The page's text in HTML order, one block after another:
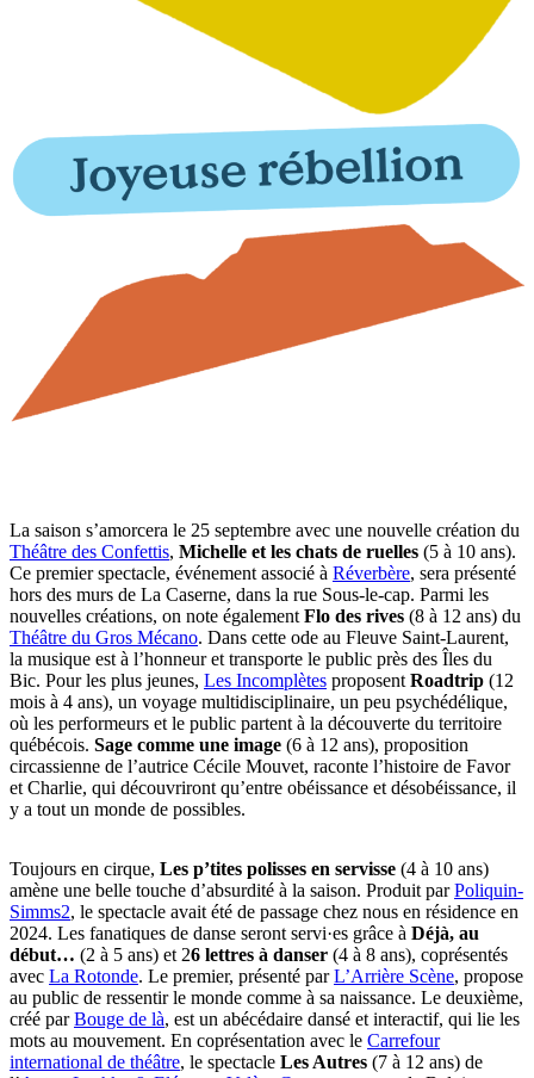
La saison s’amorcera le 25 septembre avec une nouvelle création du
Théâtre des Confettis, Michelle et les chats de ruelles (5 à 10 ans).
Ce premier spectacle, événement associé à Réverbère, sera présenté
hors des murs de La Caserne, dans la rue Sous-le-cap. Parmi les
nouvelles créations, on note également Flo des rives (8 à 12 ans) du
Théâtre du Gros Mécano. Dans cette ode au Fleuve Saint-Laurent,
la musique est à l’honneur et transporte le public près des Îles du
Bic. Pour les plus jeunes, Les Incomplètes proposent Roadtrip (12
mois à 4 ans), un voyage multidisciplinaire, un peu psychédélique,
où les performeurs et le public partent à la découverte du territoire
québécois. Sage comme une image (6 à 12 ans), proposition
circassienne de l’autrice Cécile Mouvet, raconte l’histoire de Favor
et Charlie, qui découvriront qu’entre obéissance et désobéissance, il
y a tout un monde de possibles.
Toujours en cirque, Les p’tites polisses en servisse (4 à 10 ans)
amène une belle touche d’absurdité à la saison. Produit parPoliquin-
Simms2, le spectacle avait été de passage chez nous en résidence en
2024. Les fanatiques de danse seront servi·es grâce à Déjà, au
début… (2 à 5 ans) et 26 lettres à danser (4 à 8 ans), coprésentés
avec La Rotonde. Le premier, présenté parL’Arrière Scène, propose
au public de ressentir le monde comme à sa naissance. Le deuxième,
créé parBouge de là, est un abécédaire dansé et interactif, qui lie les
mots au mouvement. En coprésentation avec le Carrefour
international de théâtre, le spectacle Les Autres (7 à 12 ans) de